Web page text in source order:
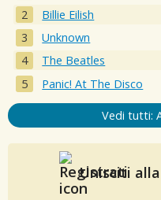
Billie Eilish
Unknown
The Beatles
Panic! At The Disco
Vedi tutti:
Unisciti